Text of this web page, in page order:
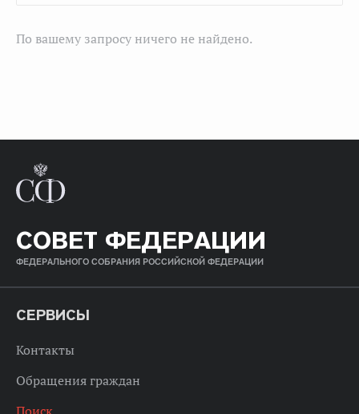
По вашему запросу ничего не найдено.
СОВЕТ ФЕДЕРАЦИИ
ФЕДЕРАЛЬНОГО СОБРАНИЯ РОССИЙСКОЙ ФЕДЕРАЦИИ
СЕРВИСЫ
Контакты
Обращения граждан
Поиск